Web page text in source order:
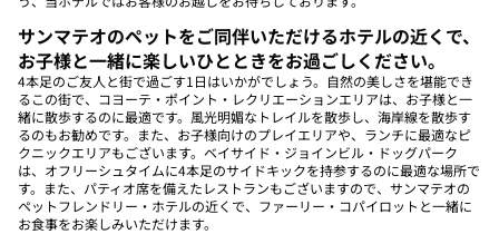
サンマテオのペットをご同伴いただけるホテルの近くで、
お子様と一緒に楽しいひとときをお過ごしください。
4本足のご友人と街で過ごす1日はいかがでしょう。自然の美しさを堪能でき
るこの街で、コヨーテ・ポイント・レクリエーションエリアは、お子様と一
緒に散歩するのに最適です。風光明媚なトレイルを散歩し、海岸線を散歩す
るのもお勧めです。また、お子様向けのプレイエリアや、ランチに最適なピ
クニックエリアもございます。ベイサイド・ジョインビル・ドッグパーク
は、オフリーシュタイムに4本足のサイドキックを持参するのに最適な場所で
す。また、パティオ席を備えたレストランもございますので、サンマテオの
ペットフレンドリー・ホテルの近くで、ファーリー・コパイロットと一緒に
お食事をお楽しみいただけます。